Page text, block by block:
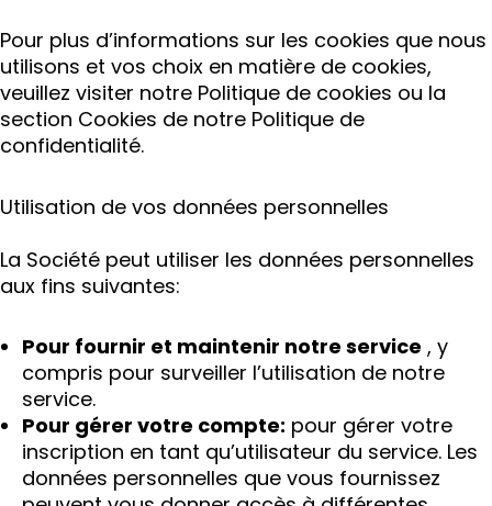
Pour plus d’informations sur les cookies que nous
utilisons et vos choix en matière de cookies,
veuillez visiter notre Politique de cookies ou la
section Cookies de notre Politique de
confidentialité.
Utilisation de vos données personnelles
La Société peut utiliser les données personnelles
aux fins suivantes:
Pour fournir et maintenir notre service , y
compris pour surveiller l’utilisation de notre
service.
Pour gérer votre compte: pour gérer votre
inscription en tant qu’utilisateur du service. Les
données personnelles que vous fournissez